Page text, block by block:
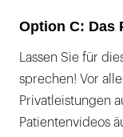
Option C: Das
Lassen Sie für
sprechen! Vor
Privatleistungen
Patientenvideos